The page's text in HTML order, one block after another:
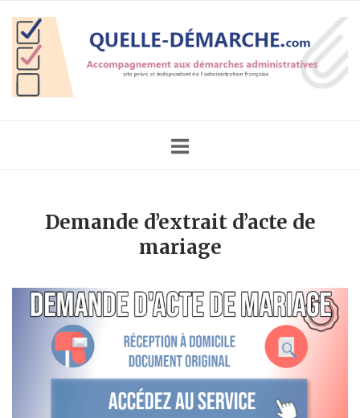
content
Home
Demande d’extrait d’acte de
mariage